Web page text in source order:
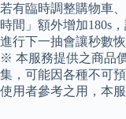
若有臨時調整購物車
時間」額外增加180s
進行下一抽會讓秒數
※ 本服務提供之商品
集，可能因各種不可
使用者參考之用，本